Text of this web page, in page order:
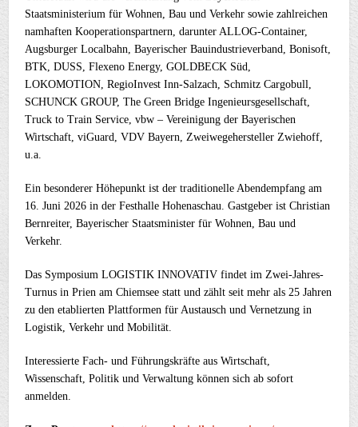
Staatsministerium für Wohnen, Bau und Verkehr sowie zahlreichen
namhaften Kooperationspartnern, darunter ALLOG-Container,
Augsburger Localbahn, Bayerischer Bauindustrieverband, Bonisoft,
BTK, DUSS, Flexeno Energy, GOLDBECK Süd,
LOKOMOTION, RegioInvest Inn-Salzach, Schmitz Cargobull,
SCHUNCK GROUP, The Green Bridge Ingenieursgesellschaft,
Truck to Train Service, vbw – Vereinigung der Bayerischen
Wirtschaft, viGuard, VDV Bayern, Zweiwegehersteller Zwiehoff,
u.a.
Ein besonderer Höhepunkt ist der traditionelle Abendempfang am
16. Juni 2026 in der Festhalle Hohenaschau. Gastgeber ist Christian
Bernreiter, Bayerischer Staatsminister für Wohnen, Bau und
Verkehr.
Das Symposium LOGISTIK INNOVATIV findet im Zwei-Jahres-
Turnus in Prien am Chiemsee statt und zählt seit mehr als 25 Jahren
zu den etablierten Plattformen für Austausch und Vernetzung in
Logistik, Verkehr und Mobilität.
Interessierte Fach- und Führungskräfte aus Wirtschaft,
Wissenschaft, Politik und Verwaltung können sich ab sofort
anmelden.